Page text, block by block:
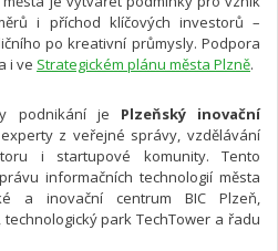
i příchod klíčových investorů –
po kreativní průmysly. Podpora
i ve Strategickém plánu města Plzně.
podnikání je Plzeňský inovační
z veřejné správy, vzdělávání
i startupové komunity. Tento
informačních technologií města
a inovační centrum BIC Plzeň,
park TechTower a řadu